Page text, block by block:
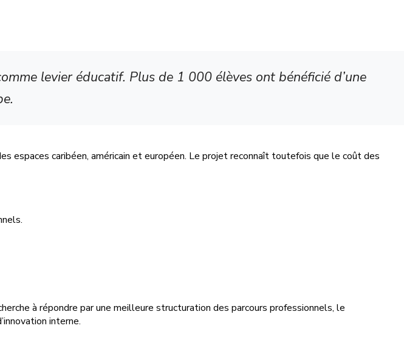
levier éducatif. Plus de 1 000 élèves ont bénéficié d’une
espaces caribéen, américain et européen. Le projet reconnaît toutefois que le coût des
à répondre par une meilleure structuration des parcours professionnels, le
interne.